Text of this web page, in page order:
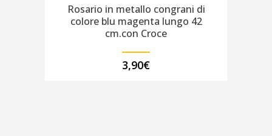
Rosario in metallo congrani di
colore blu magenta lungo 42
cm.con Croce
3,90€